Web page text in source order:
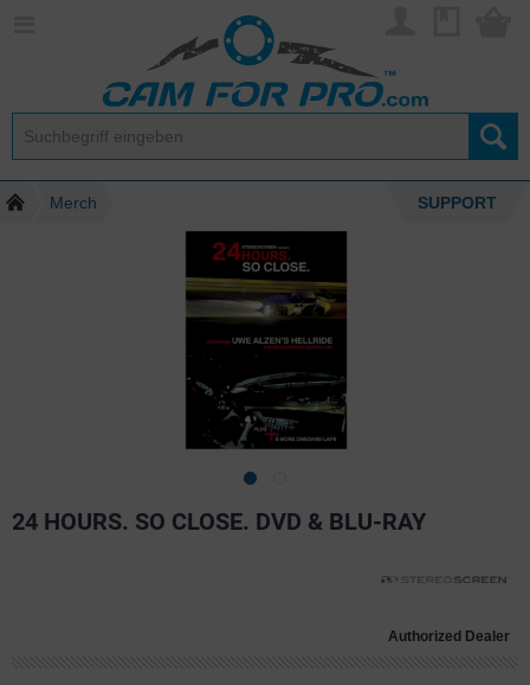
Merch SUPPORT
24 HOURS. SO CLOSE. DVD & BLU-RAY
Authorized Dealer